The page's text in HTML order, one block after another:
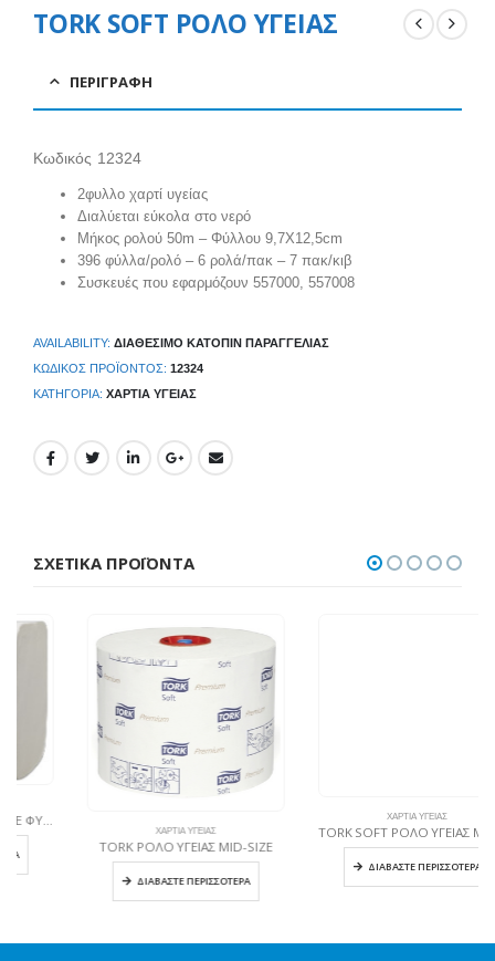
TORK SOFT ΡΟΛΟ ΥΓΕΙΑΣ
ΠΕΡΙΓΡΑΦΉ
Κωδικός 12324
2φυλλο χαρτί υγείας
Διαλύεται εύκολα στο νερό
Μήκος ρολού 50m – Φύλλου 9,7Χ12,5cm
396 φύλλα/ρολό – 6 ρολά/πακ – 7 πακ/κιβ
Συσκευές που εφαρμόζουν 557000, 557008
AVAILABILITY: ΔΙΑΘΈΣΙΜΟ ΚΑΤΌΠΙΝ ΠΑΡΑΓΓΕΛΊΑΣ
ΚΩΔΙΚΌΣ ΠΡΟΪΌΝΤΟΣ: 12324
ΚΑΤΗΓΟΡΊΑ: ΧΑΡΤΙΆ ΥΓΕΊΑΣ
ΣΧΕΤΙΚΆ ΠΡΟΪΌΝΤΑ
ΧΑΡΤΙΆ ΥΓΕΊΑΣ
TORK ΡΟΛΟ ΥΓΕΙΑΣ MID-SIZE
ΔΙΑΒΆΣΤΕ ΠΕΡΙΣΣΌΤΕΡΑ
ΧΑΡΤΙΆ ΥΓΕΊΑΣ
TORK SOFT ΡΟΛΟ ΥΓΕΙΑΣ MID-SIZE CORELESS 56,25m
ΔΙΑΒΆΣΤΕ ΠΕΡΙΣΣΌΤΕΡΑ